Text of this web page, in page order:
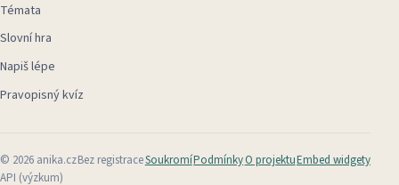
Témata
Slovní hra
Napiš lépe
Pravopisný kvíz
© 2026 anika.czBez registraceSoukromíPodmínkyO projektuEmbed widgety
API (výzkum)